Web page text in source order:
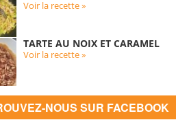
Voir la recette »
TARTE AU NOIX ET CARAMEL
Voir la recette »
NOUS SUR FACEBOOK